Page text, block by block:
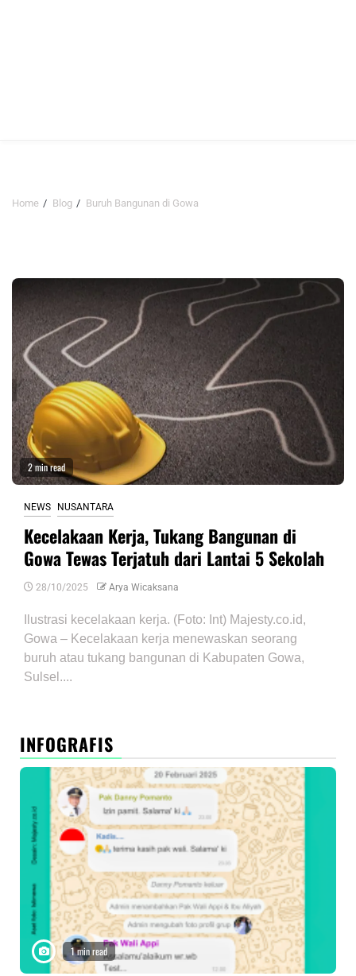
Home Blog Buruh Bangunan di Gowa
2 min read
NEWS NUSANTARA
Kecelakaan Kerja, Tukang Bangunan di
Gowa Tewas Terjatuh dari Lantai 5 Sekolah
28/10/2025 Arya Wicaksana
Ilustrasi kecelakaan kerja. (Foto: Int) Majesty.co.id,
Gowa – Kecelakaan kerja menewaskan seorang
buruh atau tukang bangunan di Kabupaten Gowa,
Sulsel....
INFOGRAFIS
1 min read